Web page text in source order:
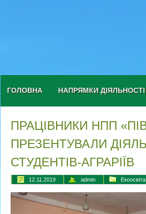
ГОЛОВНА НАПРЯМКИ ДІЯЛЬНОСТІ
ПРАЦІВНИКИ НПП
ПРЕЗЕНТУВАЛИ
СТУДЕНТІВ-АГРАРІЇВ
12.11.2019 admin Екоосвіта